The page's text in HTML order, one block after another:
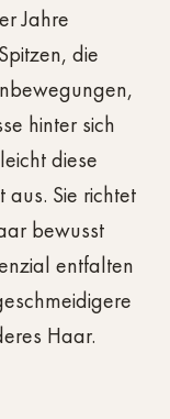
Jahre
Spitzen, die
hinter sich
diese
aus. Sie richtet
bewusst
entfalten
Haar.